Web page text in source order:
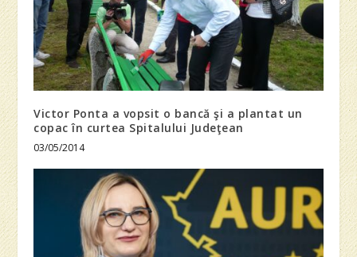
Victor Ponta a vopsit o bancă şi a plantat un
copac în curtea Spitalului Judeţean
03/05/2014